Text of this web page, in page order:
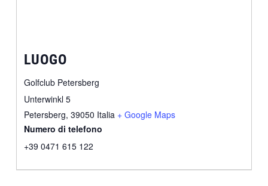
LUOGO
Golfclub Petersberg
Unterwinkl 5
Petersberg, 39050 Italia + Google Maps
Numero di telefono
+39 0471 615 122